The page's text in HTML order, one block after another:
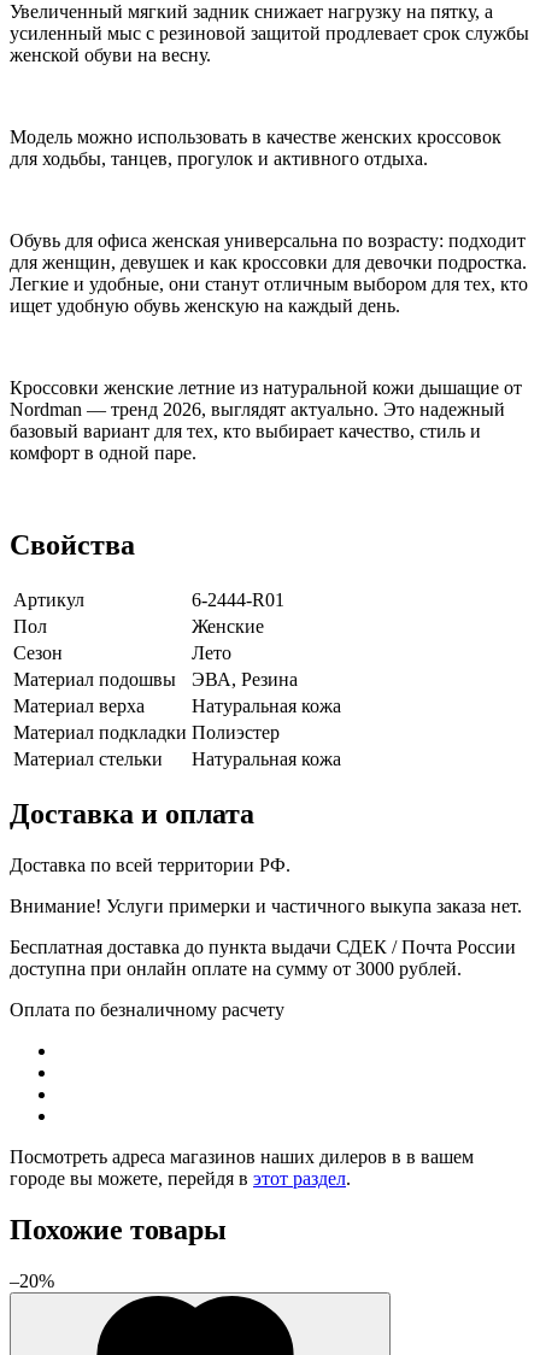
Увеличенный мягкий задник снижает нагрузку на пятку, а
усиленный мыс с резиновой защитой продлевает срок службы
женской обуви на весну.
Модель можно использовать в качестве женских кроссовок
для ходьбы, танцев, прогулок и активного отдыха.
Обувь для офиса женская универсальна по возрасту: подходит
для женщин, девушек и как кроссовки для девочки подростка.
Легкие и удобные, они станут отличным выбором для тех, кто
ищет удобную обувь женскую на каждый день.
Кроссовки женские летние из натуральной кожи дышащие от
Nordman — тренд 2026, выглядят актуально. Это надежный
базовый вариант для тех, кто выбирает качество, стиль и
комфорт в одной паре.
Свойства
Артикул
6-2444-R01
Пол
Женские
Сезон
Лето
Материал подошвы
ЭВА, Резина
Материал верха
Натуральная кожа
Материал подкладки Полиэстер
Материал стельки
Натуральная кожа
Доставка и оплата
Доставка по всей территории РФ.
Внимание! Услуги примерки и частичного выкупа заказа нет.
Бесплатная доставка до пункта выдачи СДЕК / Почта России
доступна при онлайн оплате на сумму от 3000 рублей.
Оплата по безналичному расчету
Посмотреть адреса магазинов наших дилеров в в вашем
городе вы можете, перейдя в этот раздел.
Похожие товары
–20%